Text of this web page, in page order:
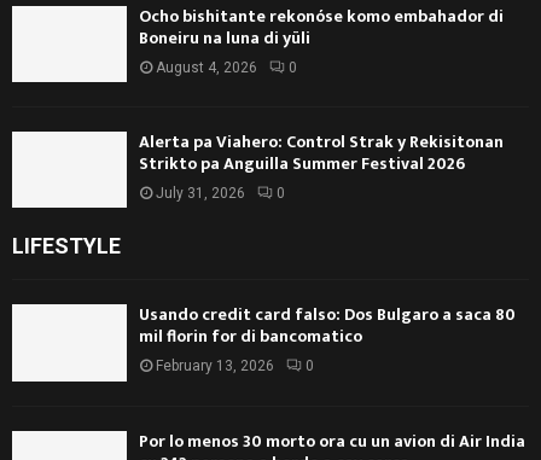
Ocho bishitante rekonóse komo embahador di
Boneiru na luna di yüli
August 4, 2026 0
Alerta pa Viahero: Control Strak y Rekisitonan
Strikto pa Anguilla Summer Festival 2026
July 31, 2026 0
LIFESTYLE
Usando credit card falso: Dos Bulgaro a saca 80
mil florin for di bancomatico
February 13, 2026 0
Por lo menos 30 morto ora cu un avion di Air India